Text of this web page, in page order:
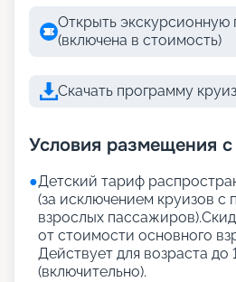
Открыть экскурсионную
(включена в стоимость)
Скачать программу
Условия размещения
●Детский тариф
(за исключением круизов с
взрослых
от стоимости основного
Действует для возраста до
(включительно).